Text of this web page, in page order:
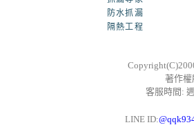
防水抓漏
隔熱工程
著作
客服時間:
LINE ID: